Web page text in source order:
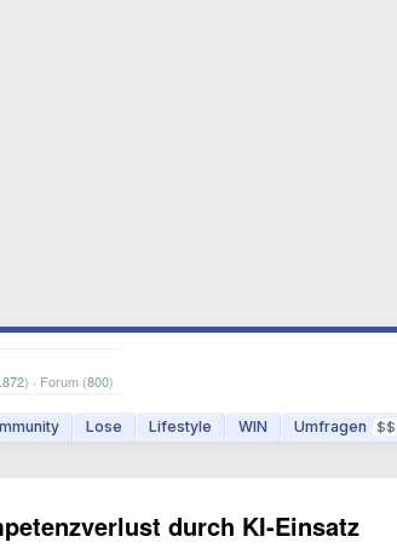
) · Forum (800)
Lose Lifestyle WIN Umfragen $$
durch KI-Einsatz